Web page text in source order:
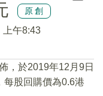
原創
上午8:43
，於2019年12月9日
每股回購價為0.6港